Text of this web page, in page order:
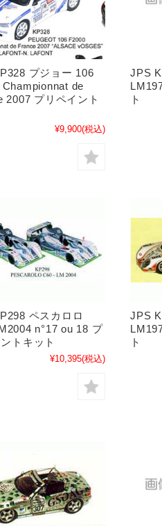
プジョー 106
Championnat de
2007 プリペイント
¥9,900(税込)
JPS
ト
ペスカロロ
n°17 ou 18 プ
トキット
¥10,395(税込)
JPS
ト